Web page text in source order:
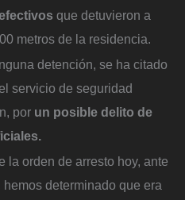
que detuvieron a
metros de la residencia.
detención, se ha citado
servicio de seguridad
por un posible delito de
la orden de arresto hoy, ante
determinado que era